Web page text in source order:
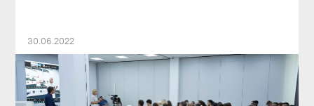
30.06.2022